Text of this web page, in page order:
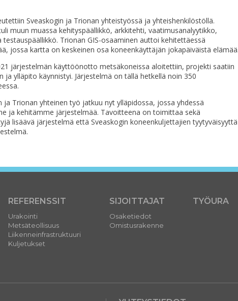
Sveaskogin ja Trionan yhteistyössä ja yhteishenkilöstöllä.
li muun muassa kehityspäällikkö, arkkitehti, vaatimusanalyytikko,
testauspäällikkö. Trionan GIS-osaaminen auttoi kehitettäessä
jossa kartta on keskeinen osa koneenkäyttäjän jokapäiväistä elämää.
järjestelmän käyttöönotto metsäkoneissa aloitettiin, projekti saatiin
ja ylläpito käynnistyi. Järjestelmä on tällä hetkellä noin 350
ja Trionan yhteinen työ jatkuu nyt ylläpidossa, jossa yhdessä
ja kehitämme järjestelmää. Tavoitteena on toimittaa sekä
lisäävä järjestelmä että Sveaskogin koneenkuljettajientyytyväisyyttä
REFERENSSIT
Urakointi
Metsäteollisuus
Liikenneinfrastruktuuri
Kuljetukset
SIJOITTAJAT
Osaketiedot
Omistusrakenne
TYÖURA